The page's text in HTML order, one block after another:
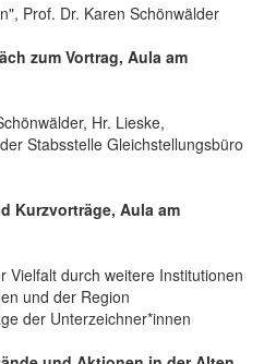
Prof. Dr. Karen Schönwälder
zum Vortrag, Aula am
Hr. Lieske,
Stabsstelle Gleichstellungsbüro
Kurzvorträge, Aula am
Vielfalt durch weitere Institutionen
und der Region
der Unterzeichner*innen